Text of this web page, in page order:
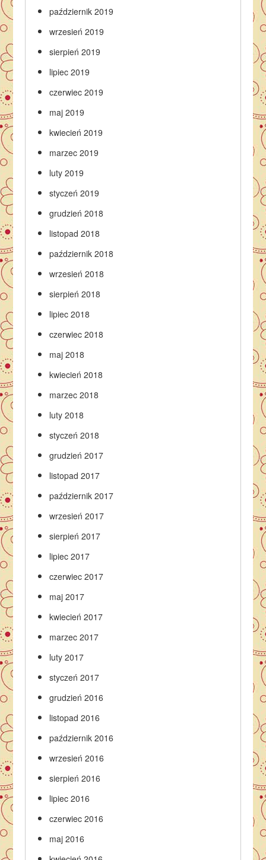
październik 2019
wrzesień 2019
sierpień 2019
lipiec 2019
czerwiec 2019
maj 2019
kwiecień 2019
marzec 2019
luty 2019
styczeń 2019
grudzień 2018
listopad 2018
październik 2018
wrzesień 2018
sierpień 2018
lipiec 2018
czerwiec 2018
maj 2018
kwiecień 2018
marzec 2018
luty 2018
styczeń 2018
grudzień 2017
listopad 2017
październik 2017
wrzesień 2017
sierpień 2017
lipiec 2017
czerwiec 2017
maj 2017
kwiecień 2017
marzec 2017
luty 2017
styczeń 2017
grudzień 2016
listopad 2016
październik 2016
wrzesień 2016
sierpień 2016
lipiec 2016
czerwiec 2016
maj 2016